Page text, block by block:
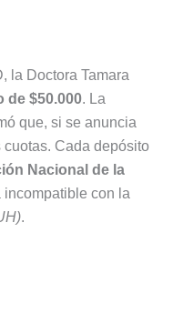
la Doctora Tamara
de $50.000. La
que, si se anuncia
Cada depósito
Nacional de la
incompatible con la
.